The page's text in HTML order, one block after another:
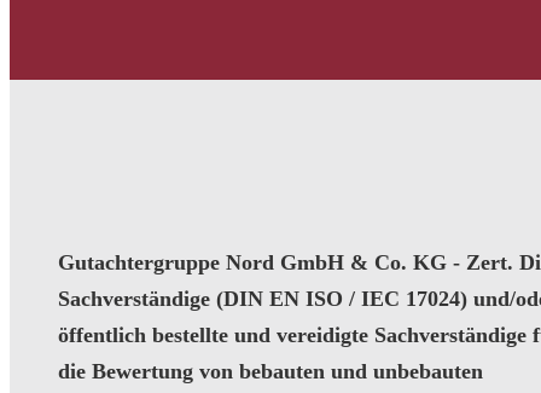
Gutachtergruppe Nord GmbH & Co. KG - Zert.
Sachverständige (DIN EN ISO / IEC 17024) und/
öffentlich bestellte und vereidigte Sachverständige
die Bewertung von bebauten und unbebauten